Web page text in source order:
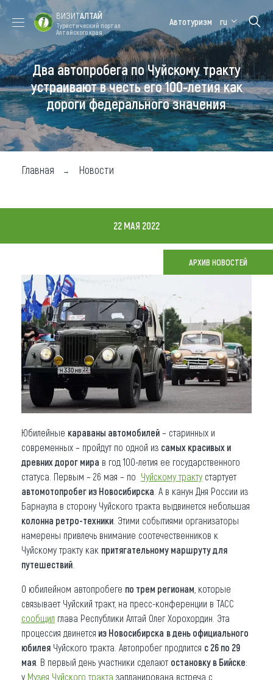
Форум VISIT
ALTAI
Цветение
маральника
Медицинский
форум
Алтайская
зимовка
Туры
Где побывать
Чем заняться
Карта
Что привезти (сувениры)
О регионе
Коллекция впечатлений
Другие рубрики
ВИЗИТАЛТАЙ
Туристический портал
Алтайского края
Автотуризм ru
Два автопробега по Чуйскому тракту
устраивают в честь его 100-летия как
дороги федерального значения
Главная Новости
22 МАЯ 2022
АРХИВ НОВОСТЕЙ
Юбилейные караваны автомобилей – старинных и
современных – пройдут по одной из самых красивых и
древних дорог мира в год 100-летия ее государственного
статуса. Первым – 26 мая – по Чуйскому тракту стартует
автомотопробег из Новосибирска . А в канун Дня России из
Барнаула в сторону Чуйского тракта выдвинется небольшая
колонна ретро-техники . Этими событиями организаторы
намерены привлечь внимание соотечественников к
Чуйскому тракту как притягательному маршруту для
путешествий
О юбилейном автопробеге по трем регионам , которые
связывает Чуйский тракт, на пресс-конференции в ТАСС
сообщил глава Республики Алтай Олег Хорохордин. Эта
процессия двинется из Новосибирска в день официального
юбилея Чуйского тракта. Автопробег продлится с 26 по 29
мая . В первый день участники сделают остановку в Бийске:
у Музея Чуйского тракта запланирована встреча с